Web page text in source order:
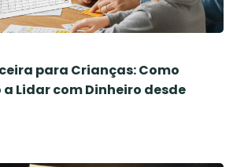
para Crianças: Como
a Lidar com Dinheiro desde